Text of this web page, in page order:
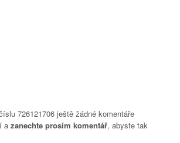
726121706 ještě žádné komentáře
a zanechte prosím komentář, abyste tak